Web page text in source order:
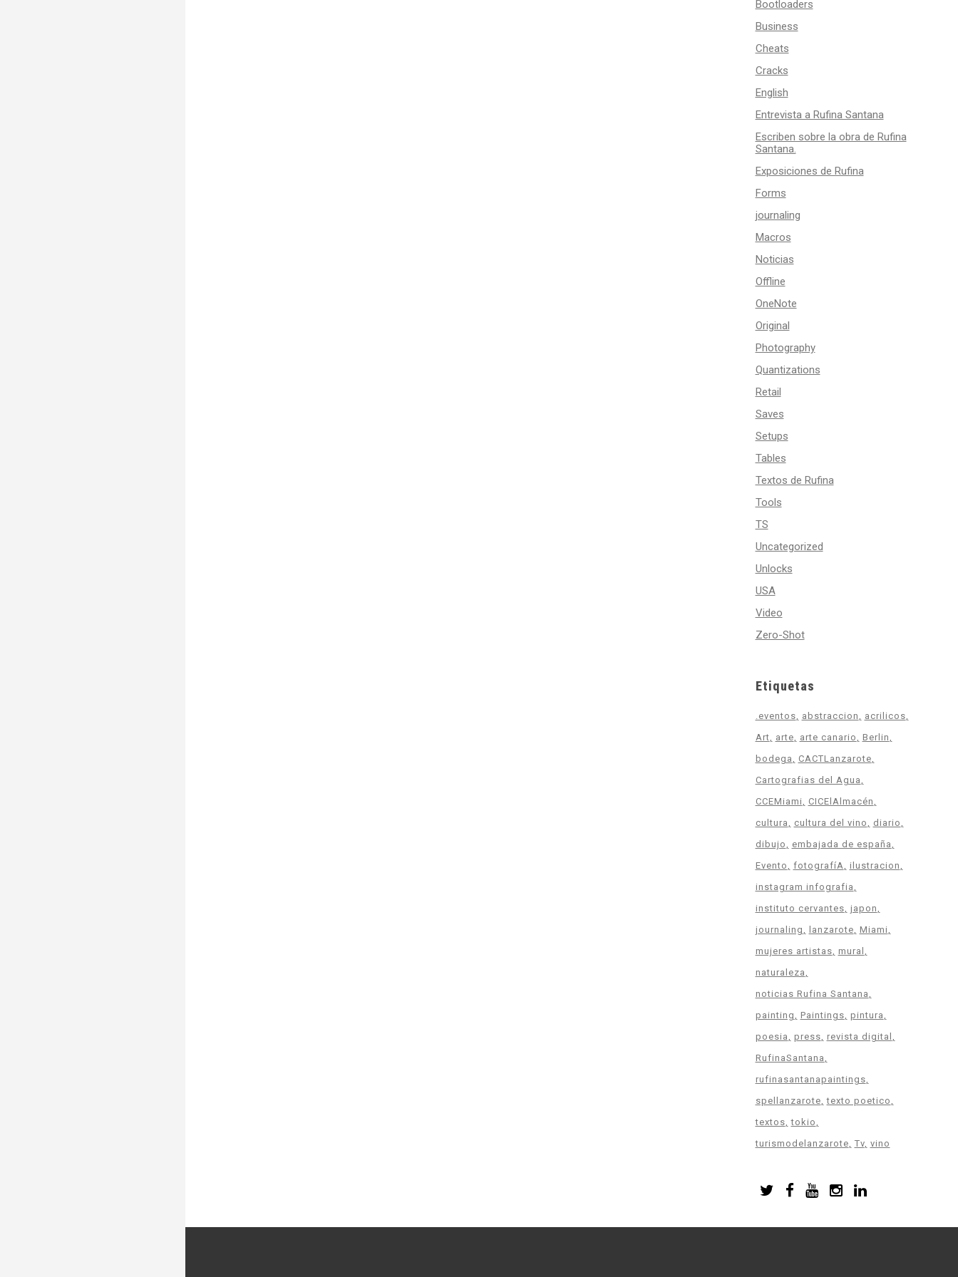
Bootloaders
Business
Cheats
Cracks
English
Entrevista a Rufina Santana
Escriben sobre la obra de Rufina
Santana.
Exposiciones de Rufina
Forms
journaling
Macros
Noticias
Offline
OneNote
Original
Photography
Quantizations
Retail
Saves
Setups
Tables
Textos de Rufina
Tools
TS
Uncategorized
Unlocks
USA
Video
Zero-Shot
Etiquetas
.eventos abstraccion
acrilicos
Art
arte arte canario
Berlin
bodega
CACTLanzarote
Cartografias del Agua
CCEMiami
CICElAlmacén
cultura
cultura del vino
diario
dibujo
embajada de españa
Evento
fotografíA ilustracion
instagram infografia
instituto cervantes japon
journaling
lanzarote Miami
mujeres artistas mural
naturaleza
noticias Rufina Santana
painting
Paintings pintura
poesia
press revista digital
RufinaSantana
rufinasantanapaintings
spellanzarote texto poetico
textos tokio
turismodelanzarote Tv vino